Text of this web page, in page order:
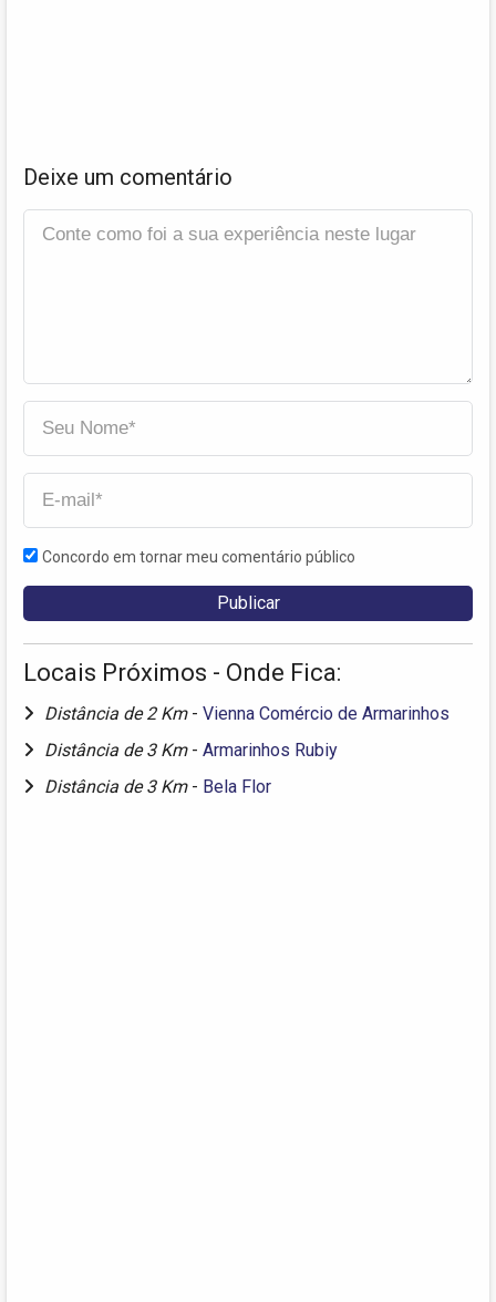
Deixe um comentário
Concordo em tornar meu comentário público
Locais Próximos - Onde Fica:
Distância de 2 Km - Vienna Comércio de Armarinhos
Distância de 3 Km - Armarinhos Rubiy
Distância de 3 Km - Bela Flor